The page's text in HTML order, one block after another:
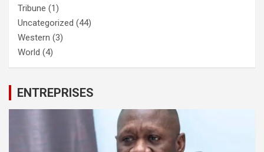
Tribune (1)
Uncategorized (44)
Western (3)
World (4)
ENTREPRISES